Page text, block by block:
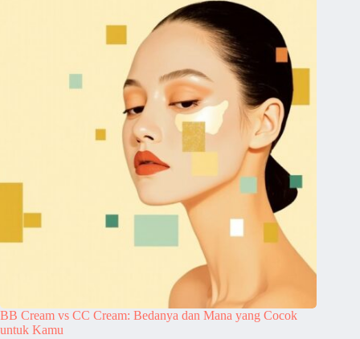
BB Cream vs CC Cream: Bedanya dan Mana yang Cocok
untuk Kamu